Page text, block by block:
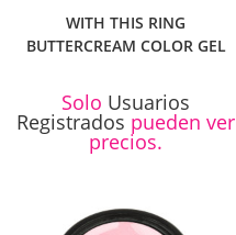
WITH THIS RING
BUTTERCREAM COLOR GEL
Solo Usuarios
Registrados pueden ver
precios.